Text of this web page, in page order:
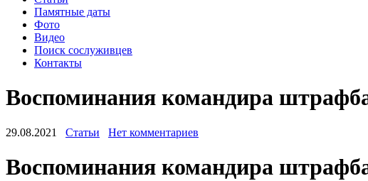
Памятные даты
Фото
Видео
Поиск сослуживцев
Контакты
Воспоминания командира
29.08.2021 Статьи Нет комментариев
Воспоминания командира